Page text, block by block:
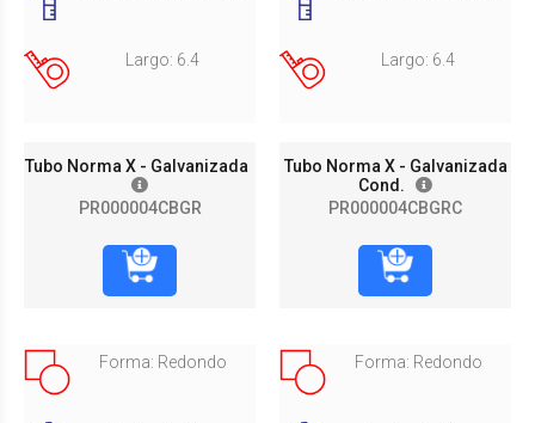
Largo: 6.4
Tubo Norma X - Galvanizada
PR000004CBGR
Largo: 6.4
Tubo Norma X - Galvanizada
Cond.
PR000004CBGRC
Forma: Redondo Forma: Redondo